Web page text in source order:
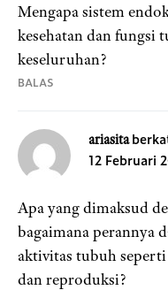
Mengapa sistem
kesehatan dan fungsi
keseluruhan?
BALAS
ariasita
12 Februari
Apa yang dimaksud
bagaimana perannya
aktivitas tubuh
dan reproduksi?